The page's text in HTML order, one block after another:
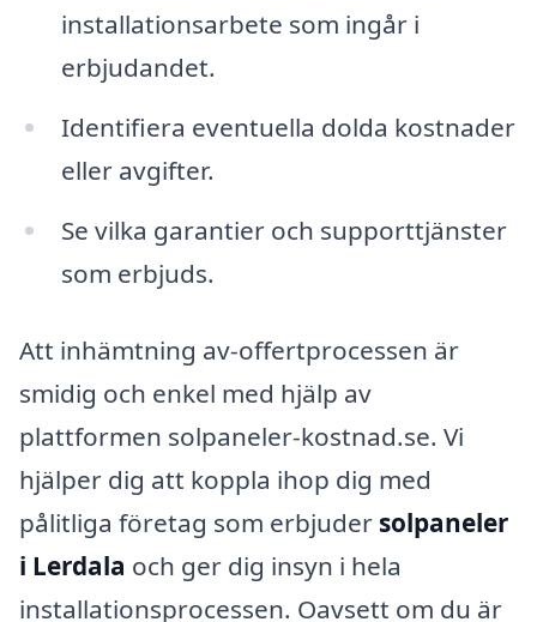
installationsarbete som ingår i
erbjudandet.
Identifiera eventuella dolda kostnader
eller avgifter.
Se vilka garantier och supporttjänster
som erbjuds.
Att inhämtning av-offertprocessen är
smidig och enkel med hjälp av
plattformen solpaneler-kostnad.se. Vi
hjälper dig att koppla ihop dig med
pålitliga företag som erbjuder solpaneler
i Lerdala och ger dig insyn i hela
installationsprocessen. Oavsett om du är